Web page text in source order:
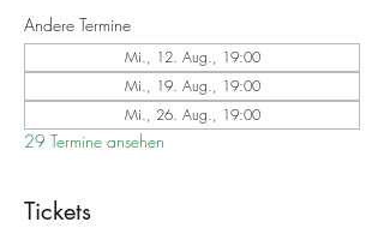
Andere Termine
Mi., 12. Aug., 19:00
Mi., 19. Aug., 19:00
Mi., 26. Aug., 19:00
29 Termine ansehen
Tickets